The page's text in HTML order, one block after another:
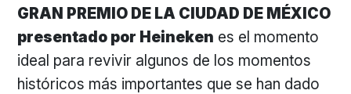
GRAN PREMIO DE LA CIUDAD DE MÉXICO
presentado por Heineken es el momento
ideal para revivir algunos de los momentos
históricos más importantes que se han dado